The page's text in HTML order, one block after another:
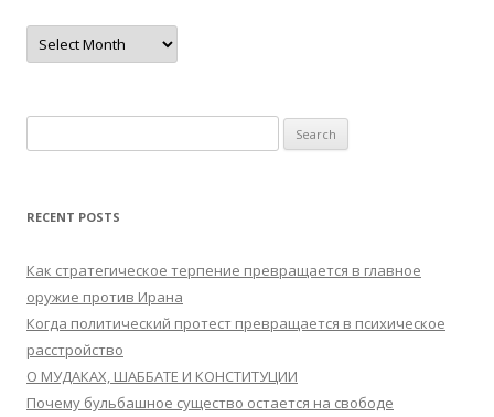
Archives
for:
RECENT POSTS
Как стратегическое терпение превращается в главное
оружие против Ирана
Когда политический протест превращается в психическое
расстройство
О МУДАКАХ, ШАББАТЕ И КОНСТИТУЦИИ
Почему бульбашное существо остается на свободе